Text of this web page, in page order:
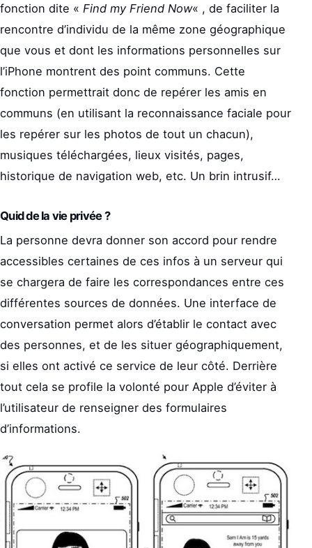
fonction dite « Find my Friend Now« , de faciliter la
rencontre d’individu de la même zone géographique
que vous et dont les informations personnelles sur
l’iPhone montrent des point communs. Cette
fonction permettrait donc de repérer les amis en
communs (en utilisant la reconnaissance faciale pour
les repérer sur les photos de tout un chacun),
musiques téléchargées, lieux visités, pages,
historique de navigation web, etc. Un brin intrusif…
Quid de la vie privée ?
La personne devra donner son accord pour rendre
accessibles certaines de ces infos à un serveur qui
se chargera de faire les correspondances entre ces
différentes sources de données. Une interface de
conversation permet alors d’établir le contact avec
des personnes, et de les situer géographiquement,
si elles ont activé ce service de leur côté. Derrière
tout cela se profile la volonté pour Apple d’éviter à
l’utilisateur de renseigner des formulaires
d’informations.